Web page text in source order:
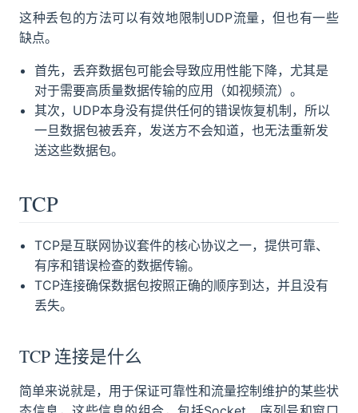
这种丢包的方法可以有效地限制UDP流量，但也有一些
缺点。
首先，丢弃数据包可能会导致应用性能下降，尤其是
对于需要高质量数据传输的应用（如视频流）。
其次，UDP本身没有提供任何的错误恢复机制，所以
一旦数据包被丢弃，发送方不会知道，也无法重新发
送这些数据包。
TCP
TCP是互联网协议套件的核心协议之一，提供可靠、
有序和错误检查的数据传输。
TCP连接确保数据包按照正确的顺序到达，并且没有
丢失。
TCP 连接是什么
简单来说就是，用于保证可靠性和流量控制维护的某些状